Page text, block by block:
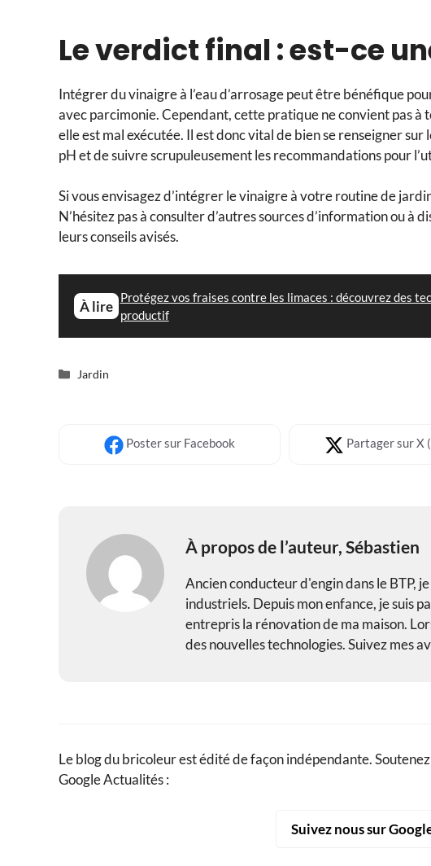
Le verdict final : est-ce
Intégrer du vinaigre à l’eau d’arrosage peut être bénéfique
avec parcimonie. Cependant, cette pratique ne convient pas à
elle est mal exécutée. Il est donc vital de bien se renseigner
pH et de suivre scrupuleusement les recommandations pour
Si vous envisagez d’intégrer le vinaigre à votre routine de
N’hésitez pas à consulter d’autres sources d’information ou
leurs conseils avisés.
À lire
Protégez vos fraises contre les limaces : découvrez des
productif
Catégories
Jardin
Postersur Facebook Partagersur X
À propos de l’auteur, Sébastien
Ancien conducteur d'engin dans le BTP,
industriels. Depuis mon enfance, je suis
entrepris la rénovation de ma maison.
des nouvelles technologies. Suivez mes
Le blog du bricoleur est édité de façon indépendante.
Google Actualités :
Suivez nous sur